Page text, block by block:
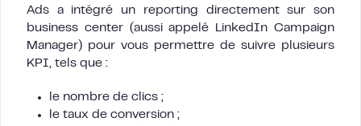
Ads a intégré un reporting directement sur son
business center (aussi appelé LinkedIn Campaign
Manager) pour vous permettre de suivre plusieurs
KPI, tels que :
le nombre de clics ;
le taux de conversion ;